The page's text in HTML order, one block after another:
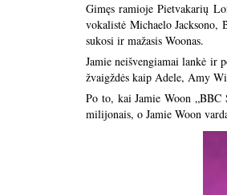
Gimęs ramioje Pietvakarių
vokalistė Michaelo Jacksono,
sukosi ir mažasis Woonas.
Jamie neišvengiamai lankė ir
žvaigždės kaip Adele, Amy
Po to, kai Jamie Woon
milijonais, o Jamie Woon